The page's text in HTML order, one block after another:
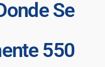
Se
550